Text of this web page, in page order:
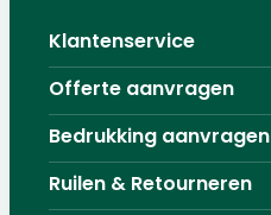
Klantenservice
Offerte aanvragen
Bedrukking aanvragen
Ruilen & Retourneren